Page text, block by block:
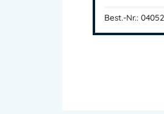
Best.-Nr.: 04052